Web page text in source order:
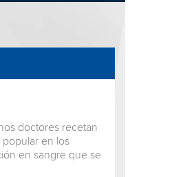
doctores recetan
en los
en sangre que se